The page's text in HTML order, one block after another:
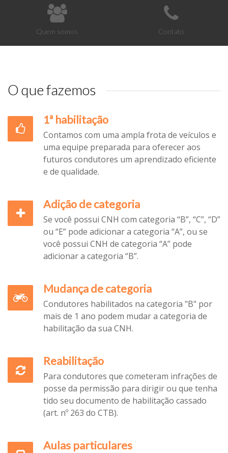
Quem somos Contato
O que fazemos
1ª habilitação
Contamos com uma ampla frota de veículos e
uma equipe preparada para oferecer aos
futuros condutores um aprendizado eficiente
e de qualidade.
Adição de categoria
Se você possui CNH com categoria “B”, “C”, “D”
ou “E” pode adicionar a categoria “A”, ou se
você possui CNH de categoria “A” pode
adicionar a categoria “B”.
Mudança de categoria
Condutores habilitados na categoria "B" por
mais de 1 ano podem mudar a categoria de
habilitação da sua CNH.
Reabilitação
Para condutores que cometeram infrações de
posse da permissão para dirigir ou que tenha
tido seu documento de habilitação cassado
(art. nº 263 do CTB).
Aulas particulares